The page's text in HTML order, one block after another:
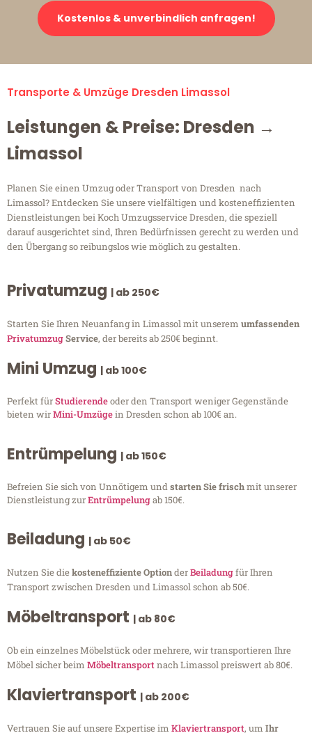
Kostenlos & unverbindlich anfragen!
Transporte & Umzüge Dresden Limassol
Leistungen & Preise: Dresden →
Limassol
Planen Sie einen Umzug oder Transport von Dresden nach
Limassol? Entdecken Sie unsere vielfältigen und kosteneffizienten
Dienstleistungen bei Koch Umzugsservice Dresden, die speziell
darauf ausgerichtet sind, Ihren Bedürfnissen gerecht zu werden und
den Übergang so reibungslos wie möglich zu gestalten.
Privatumzug | ab 250€
Starten Sie Ihren Neuanfang in Limassol mit unserem umfassenden
PrivatumzugService, der bereits ab 250€ beginnt.
Mini Umzug | ab 100€
Perfekt fürStudierendeoder den Transport weniger Gegenstände
bieten wirMini-Umzügein Dresden schon ab 100€ an.
Entrümpelung | ab 150€
Befreien Sie sich von Unnötigem undstarten Sie frischmit unserer
Dienstleistung zurEntrümpelungab 150€.
Beiladung | ab 50€
Nutzen Sie diekosteneffiziente OptionderBeiladungfür Ihren
Transport zwischen Dresden und Limassol schon ab 50€.
Möbeltransport | ab 80€
Ob ein einzelnes Möbelstück oder mehrere, wir transportieren Ihre
Möbel sicher beim Möbeltransportnach Limassol preiswert ab 80€.
Klaviertransport | ab 200€
Vertrauen Sie auf unsere Expertise im Klaviertransport, um Ihr